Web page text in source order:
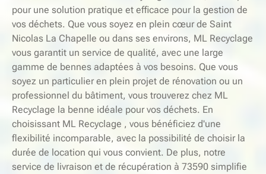
pour une solution pratique et efficace pour la gestion de
vos déchets. Que vous soyez en plein cœur de Saint
Nicolas La Chapelle ou dans ses environs, ML Recyclage
vous garantit un service de qualité, avec une large
gamme de bennes adaptées à vos besoins. Que vous
soyez un particulier en plein projet de rénovation ou un
professionnel du bâtiment, vous trouverez chez ML
Recyclage la benne idéale pour vos déchets. En
choisissant ML Recyclage , vous bénéficiez d'une
flexibilité incomparable, avec la possibilité de choisir la
durée de location qui vous convient. De plus, notre
service de livraison et de récupération à 73590 simplifie